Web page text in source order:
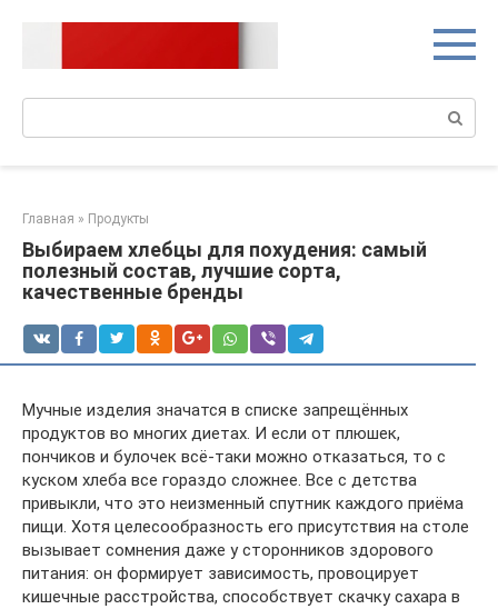
Главная » Продукты
Выбираем хлебцы для похудения: самый
полезный состав, лучшие сорта,
качественные бренды
Мучные изделия значатся в списке запрещённых
продуктов во многих диетах. И если от плюшек,
пончиков и булочек всё-таки можно отказаться, то с
куском хлеба все гораздо сложнее. Все с детства
привыкли, что это неизменный спутник каждого приёма
пищи. Хотя целесообразность его присутствия на столе
вызывает сомнения даже у сторонников здорового
питания: он формирует зависимость, провоцирует
кишечные расстройства, способствует скачку сахара в